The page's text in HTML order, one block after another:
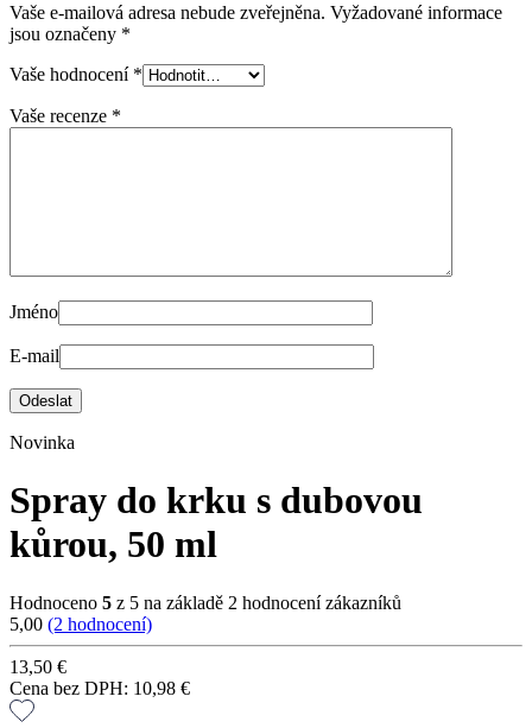
Vaše e-mailová adresa nebude zveřejněna. Vyžadované informace
jsou označeny *
Vaše hodnocení *
Vaše recenze *
Jméno
E-mail
Novinka
Spray do krku s dubovou
kůrou, 50 ml
Hodnoceno 5 z 5 na základě 2 hodnocení zákazníků
5,00 (2 hodnocení)
13,50 €
Cena bez DPH: 10,98 €